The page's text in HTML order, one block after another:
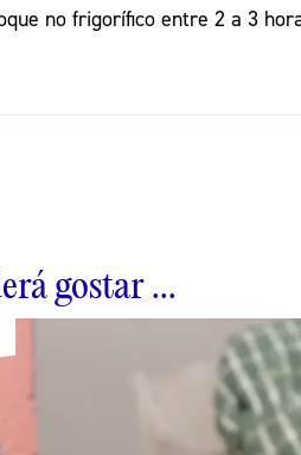
no frigorífico entre 2 a 3
gostar ...